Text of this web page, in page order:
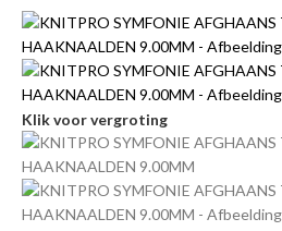
Klik voor vergroting